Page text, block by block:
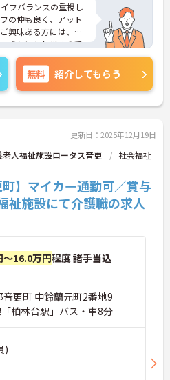
フバランスの重視し
の仲も良く、アット
興味ある方には、面
話しいたしますので
無料 紹介してもらう
更新日：2025年12月19日
人福祉施設ロータス音更
社会福祉
町】マイカー通勤可／賞与
祉施設にて介護職の求人
～16.0万円程度 諸手当込
更町 中鈴蘭元町2番地9
柏林台駅」バス・車8分
)